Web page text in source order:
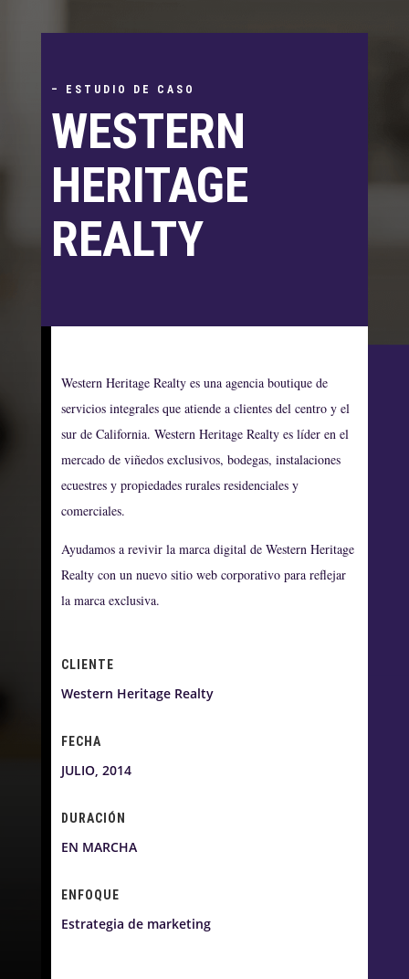
– ESTUDIO DE CASO
WESTERN
HERITAGE
REALTY
Western Heritage Realty es una agencia boutique de
servicios integrales que atiende a clientes del centro y el
sur de California. Western Heritage Realty es líder en el
mercado de viñedos exclusivos, bodegas, instalaciones
ecuestres y propiedades rurales residenciales y
comerciales.
Ayudamos a revivir la marca digital de Western Heritage
Realty con un nuevo sitio web corporativo para reflejar
la marca exclusiva.
CLIENTE
Western Heritage Realty
FECHA
JULIO, 2014
DURACIÓN
EN MARCHA
ENFOQUE
Estrategia de marketing